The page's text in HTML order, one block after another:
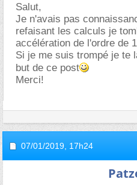
Salut,
Je n'avais pas
refaisant les calculs je
accélération de l'ordre de
Si je me suis trompé je te
but de ce post
Merci!
07/01/2019, 17h24